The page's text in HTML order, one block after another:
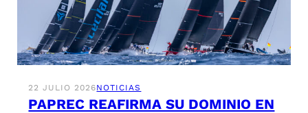
22 JULIO 2026NOTICIAS
PAPREC REAFIRMA SU DOMINIO EN